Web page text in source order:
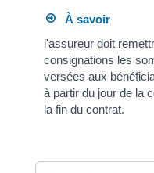
À savoir
l'assureur doit
consignations les
versées aux
à partir du jour de la
la fin du contrat.